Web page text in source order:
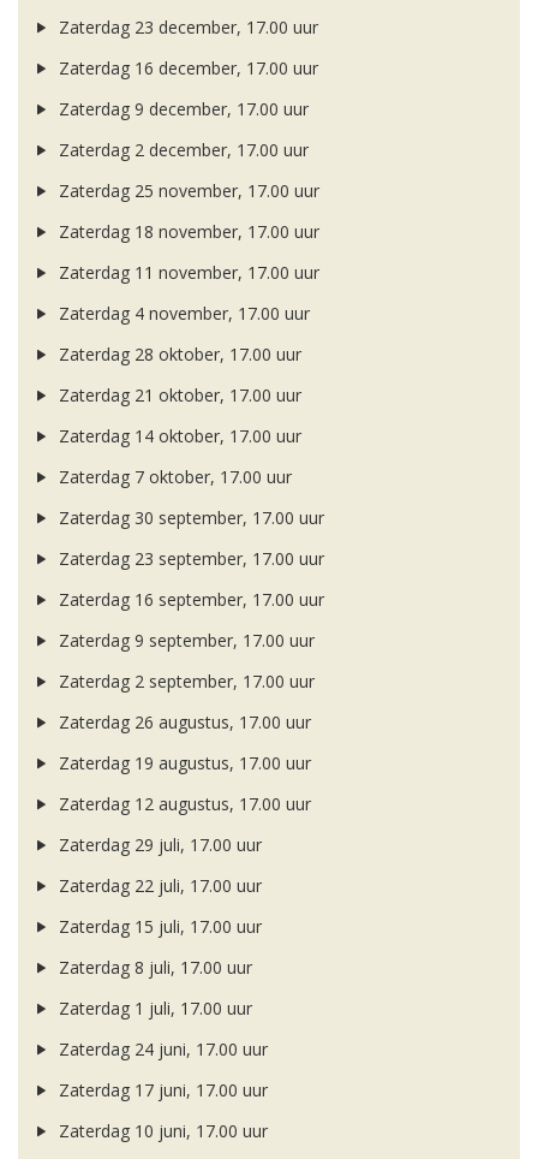
Zaterdag 23 december, 17.00 uur
Zaterdag 16 december, 17.00 uur
Zaterdag 9 december, 17.00 uur
Zaterdag 2 december, 17.00 uur
Zaterdag 25 november, 17.00 uur
Zaterdag 18 november, 17.00 uur
Zaterdag 11 november, 17.00 uur
Zaterdag 4 november, 17.00 uur
Zaterdag 28 oktober, 17.00 uur
Zaterdag 21 oktober, 17.00 uur
Zaterdag 14 oktober, 17.00 uur
Zaterdag 7 oktober, 17.00 uur
Zaterdag 30 september, 17.00 uur
Zaterdag 23 september, 17.00 uur
Zaterdag 16 september, 17.00 uur
Zaterdag 9 september, 17.00 uur
Zaterdag 2 september, 17.00 uur
Zaterdag 26 augustus, 17.00 uur
Zaterdag 19 augustus, 17.00 uur
Zaterdag 12 augustus, 17.00 uur
Zaterdag 29 juli, 17.00 uur
Zaterdag 22 juli, 17.00 uur
Zaterdag 15 juli, 17.00 uur
Zaterdag 8 juli, 17.00 uur
Zaterdag 1 juli, 17.00 uur
Zaterdag 24 juni, 17.00 uur
Zaterdag 17 juni, 17.00 uur
Zaterdag 10 juni, 17.00 uur